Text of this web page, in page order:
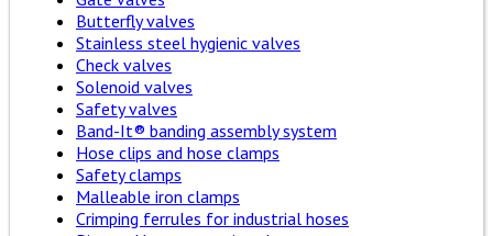
Butterfly valves
Stainless steel hygienic valves
Check valves
Solenoid valves
Safety valves
Band-It® banding assembly system
Hose clips and hose clamps
Safety clamps
Malleable iron clamps
Crimping ferrules for industrial hoses